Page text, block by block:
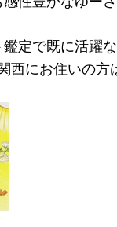
定で既に活躍
西にお住いの方